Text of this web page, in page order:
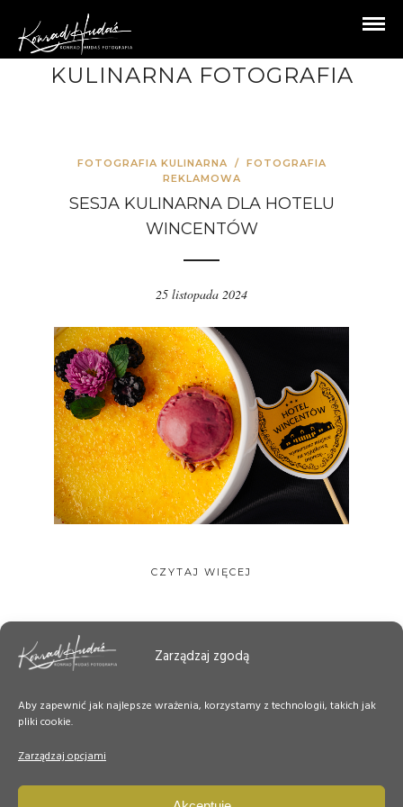
Zarządzaj zgodą
Aby zapewnić jak najlepsze wrażenia, korzystamy z technologii, takich jak
pliki cookie.
Zarządzaj opcjami
KULINARNA FOTOGRAFIA
FOTOGRAFIA KULINARNA / FOTOGRAFIA
REKLAMOWA
SESJA KULINARNA DLA HOTELU
WINCENTÓW
25 listopada 2024
CZYTAJ WIĘCEJ